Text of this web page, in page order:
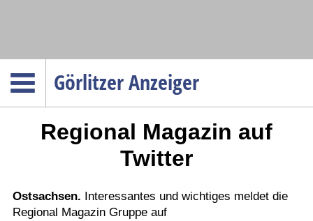
Görlitzer Anzeiger
Menüpunkte
Politik
Wirtschaft
Service
Regional Magazin auf
Twitter
Ostsachsen. Interessantes und wichtiges meldet die
Regional Magazin Gruppe auf